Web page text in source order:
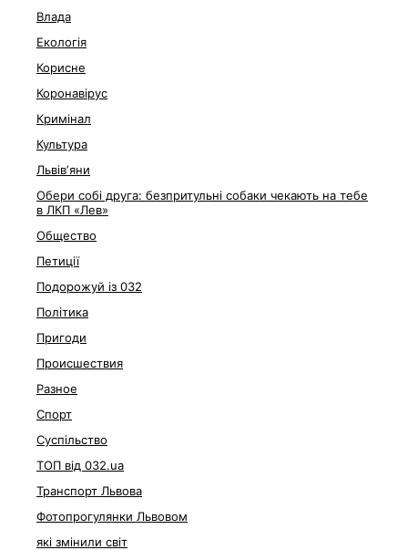
Влада
Екологія
Корисне
Коронавірус
Кримінал
Культура
Львівʼяни
Обери собі друга: безпритульні собаки чекають на тебе
в ЛКП «Лев»
Общество
Петиції
Подорожуй із 032
Політика
Пригоди
Происшествия
Разное
Спорт
Суспільство
ТОП від 032.ua
Транспорт Львова
Фотопрогулянки Львовом
які змінили світ